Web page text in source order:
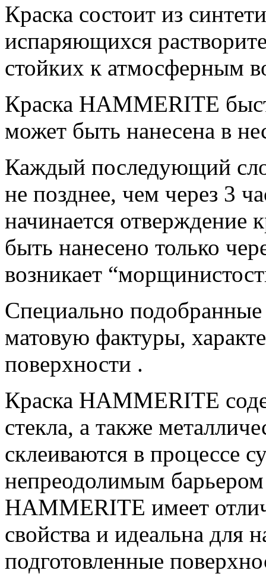
Краска состоит из
испаряющихся
стойких к атмосферным
Краска HAMMERITE
может быть нанесена в
Каждый последующий
не позднее, чем через 3
начинается отверждение
быть нанесено только
возникает
Специально
матовую фактуры,
поверхности .
Краска HAMMERITE
стекла, а также
склеиваются в процессе
непреодолимым барьером
HAMMERITE имеет
свойства и идеальна для
подготовленные